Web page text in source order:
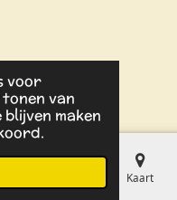
voor
van
maken
Kaart